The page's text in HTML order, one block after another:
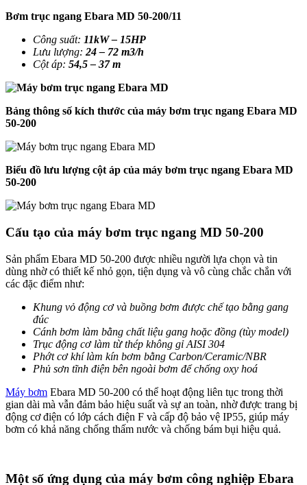
Bơm trục ngang Ebara MD 50-200/11
Công suất: 11kW – 15HP
Lưu lượng: 24 – 72 m3/h
Cột áp: 54,5 – 37 m
Bảng thông số kích thước của máy bơm trục ngang Ebara MD
50-200
Biểu đồ lưu lượng cột áp của máy bơm trục ngang Ebara MD
50-200
Cấu tạo của máy bơm trục ngang MD 50-200
Sản phẩm Ebara MD 50-200 được nhiều người lựa chọn và tin
dùng nhờ có thiết kế nhỏ gọn, tiện dụng và vô cùng chắc chắn với
các đặc điểm như:
Khung vỏ động cơ và buồng bơm được chế tạo bằng gang
đúc
Cánh bơm làm bằng chất liệu gang hoặc đồng (tùy model)
Trục động cơ làm từ thép không gỉ AISI 304
Phớt cơ khí làm kín bơm bằng Carbon/Ceramic/NBR
Phủ sơn tĩnh điện bên ngoài bơm để chống oxy hoá
Máy bơm Ebara MD 50-200 có thể hoạt động liên tục trong thời
gian dài mà vẫn đảm bảo hiệu suất và sự an toàn, nhờ được trang bị
động cơ điện có lớp cách điện F và cấp độ bảo vệ IP55, giúp máy
bơm có khả năng chống thấm nước và chống bám bụi hiệu quả.
Một số ứng dụng của máy bơm công nghiệp Ebara